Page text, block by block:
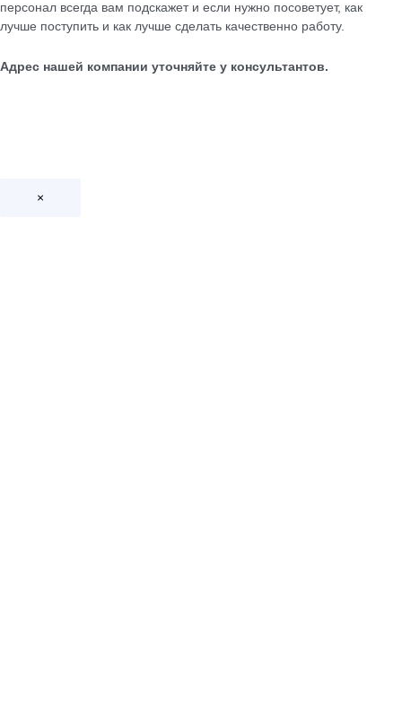
персонал всегда вам подскажет и если нужно посоветует, как
лучше поступить и как лучше сделать качественно работу.
Адрес нашей компании уточняйте у консультантов.
×